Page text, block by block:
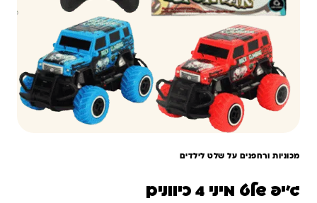
מכוניות ורחפנים על שלט לילדים
ג'יפ שלט מיני 4 כיוונים